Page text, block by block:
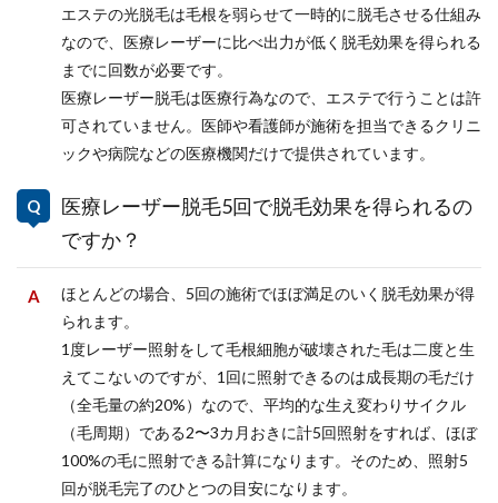
エステの光脱毛は毛根を弱らせて一時的に脱毛させる仕組み
なので、医療レーザーに比べ出力が低く脱毛効果を得られる
までに回数が必要です。
医療レーザー脱毛は医療行為なので、エステで行うことは許
可されていません。医師や看護師が施術を担当できるクリニ
ックや病院などの医療機関だけで提供されています。
医療レーザー脱毛5回で脱毛効果を得られるの
ですか？
ほとんどの場合、5回の施術でほぼ満足のいく脱毛効果が得
られます。
1度レーザー照射をして毛根細胞が破壊された毛は二度と生
えてこないのですが、1回に照射できるのは成長期の毛だけ
（全毛量の約20%）なので、平均的な生え変わりサイクル
（毛周期）である2〜3カ月おきに計5回照射をすれば、ほぼ
100%の毛に照射できる計算になります。そのため、照射5
回が脱毛完了のひとつの目安になります。